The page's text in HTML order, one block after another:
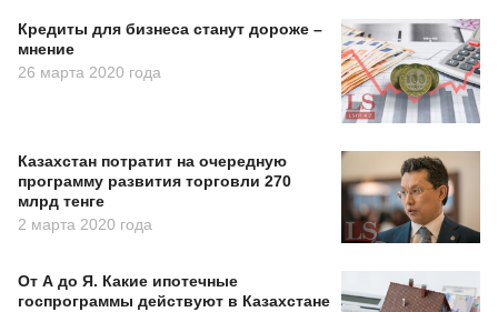
Кредиты для бизнеса станут дороже –
мнение
26 марта 2020 года
Казахстан потратит на очередную
программу развития торговли 270
млрд тенге
2 марта 2020 года
От А до Я. Какие ипотечные
госпрограммы действуют в Казахстане